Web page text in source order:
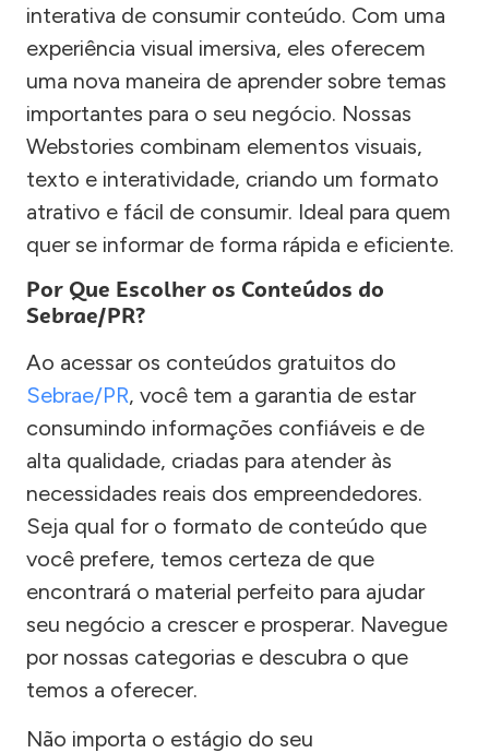
interativa de consumir conteúdo. Com uma
experiência visual imersiva, eles oferecem
uma nova maneira de aprender sobre temas
importantes para o seu negócio. Nossas
Webstories combinam elementos visuais,
texto e interatividade, criando um formato
atrativo e fácil de consumir. Ideal para quem
quer se informar de forma rápida e eficiente.
Por Que Escolher os Conteúdos do
Sebrae/PR?
Ao acessar os conteúdos gratuitos do
Sebrae/PR, você tem a garantia de estar
consumindo informações confiáveis e de
alta qualidade, criadas para atender às
necessidades reais dos empreendedores.
Seja qual for o formato de conteúdo que
você prefere, temos certeza de que
encontrará o material perfeito para ajudar
seu negócio a crescer e prosperar. Navegue
por nossas categorias e descubra o que
temos a oferecer.
Não importa o estágio do seu